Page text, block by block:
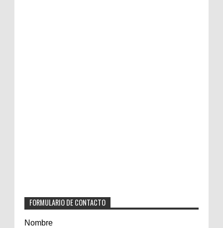
FORMULARIO DE CONTACTO
Nombre